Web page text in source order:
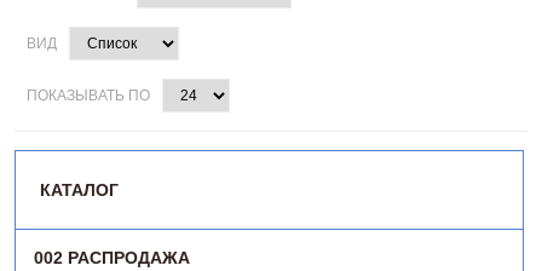
ВИД
ПОКАЗЫВАТЬ ПО
КАТАЛОГ
002 РАСПРОДАЖА